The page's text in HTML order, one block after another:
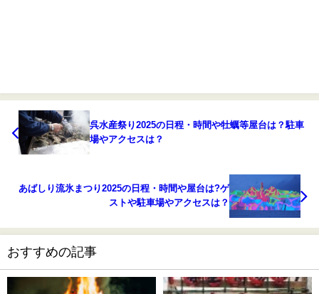
呉水産祭り2025の日程・時間や牡蠣等屋台は？駐車
場やアクセスは？
あばしり流氷まつり2025の日程・時間や屋台は?ゲ
ストや駐車場やアクセスは？
おすすめの記事